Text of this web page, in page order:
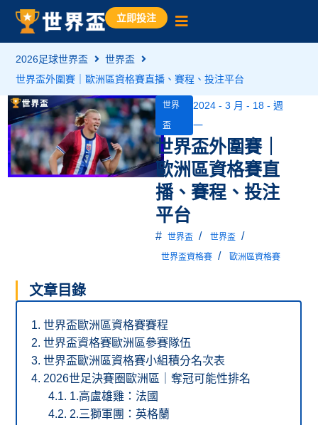
立即投注
2026足球世界盃
世界盃
世界盃外圍賽｜歐洲區資格賽直播、賽程、投注平台
世界
盃
2024 - 3 月 - 18 - 週
一
世界盃外圍賽｜
歐洲區資格賽直
播、賽程、投注
平台
# 世界盃 / 世界盃 /
世界盃資格賽 / 歐洲區資格賽
文章目錄
世界盃歐洲區資格賽賽程
世界盃資格賽歐洲區參賽隊伍
世界盃歐洲區資格賽小組積分名次表
2026世足決賽圈歐洲區｜奪冠可能性排名
1.高盧雄雞：法國
2.三獅軍團：英格蘭